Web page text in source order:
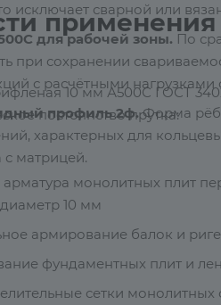
исключает сварной или
для рабочей зоны. По
при сохранении
с расчётными
профиль 2ф.Форма
характерных для
с матрицей.
применения
10 мм А500С ГОСТ
постоянство прутка:
арматура монолитных плит
10 мм
армирование балок и
фундаментных плит и
сетки монолитных